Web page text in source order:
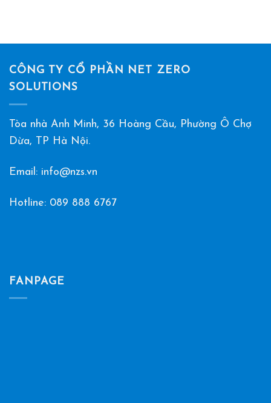
CÔNG TY CỔ PHẦN NET ZERO
SOLUTIONS
Tòa nhà Anh Minh, 36 Hoàng Cầu, Phường Ô Chợ
Dừa, TP Hà Nội.
Email: info@nzs.vn
Hotline: 089 888 6767
FANPAGE